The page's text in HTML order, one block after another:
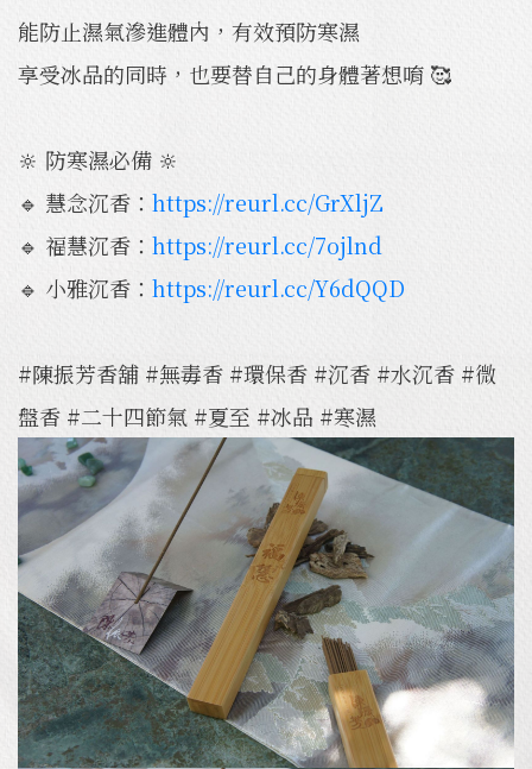
能防止濕氣滲進體內，有效預防寒濕
享受冰品的同時，也要替自己的身體著想唷 🥰
🔆 防寒濕必備 🔆
🔹 慧念沉香： https://reurl.cc/GrXljZ
🔹 福慧沉香： https://reurl.cc/7ojlnd
🔹 小雅沉香： https://reurl.cc/Y6dQQD
#陳振芳香舖 #無毒香 #環保香 #沉香 #水沉香 #微
盤香 #二十四節氣 #夏至 #冰品 #寒濕